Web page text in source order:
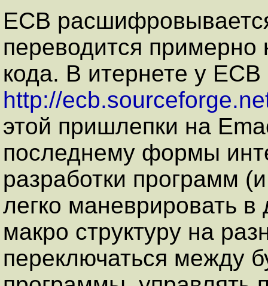
ECB
переводится примерно
кода. В итернете у
http://
этой пришлепки на
последнему формы
разработки программ
легко маневрировать
макро структуру на
переключаться между